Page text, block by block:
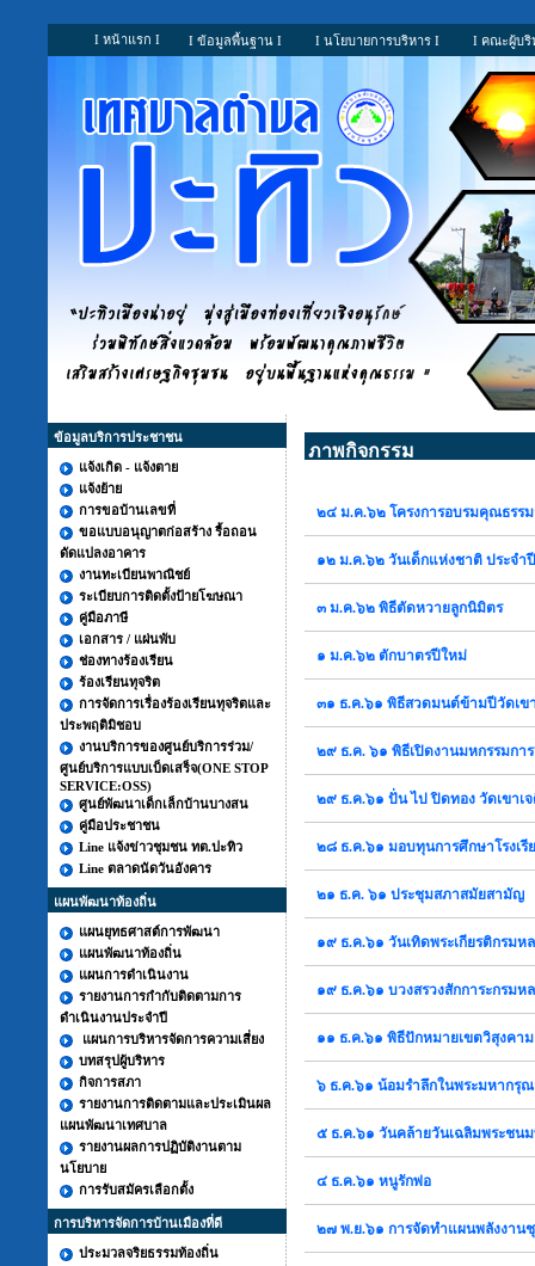
I หน้าแรก I I ข้อมูลพื้นฐาน I I นโยบายการบริหาร I I คณะผู้บริ
ข้อมูลบริการประชาชน
แจ้งเกิด - แจ้งตาย
แจ้งย้าย
การขอบ้านเลขที่
ขอแบบอนุญาตก่อสร้าง รื้อถอน
ดัดแปลงอาคาร
งานทะเบียนพาณิชย์
ระเบียบการติดตั้งป้ายโฆษณา
คู่มือภาษี
เอกสาร / แผ่นพับ
ช่องทางร้องเรียน
ร้องเรียนทุจริต
การจัดการเรื่องร้องเรียนทุจริตและ
ประพฤติมิชอบ
งานบริการของศูนย์บริการร่วม/
ศูนย์บริการแบบเบ็ดเสร็จ(ONE STOP
SERVICE:OSS)
ศูนย์พัฒนาเด็กเล็กบ้านบางสน
คู่มือประชาชน
Line แจ้งข่าวชุมชน ทต.ปะทิว
Line ตลาดนัดวันอังคาร
แผนพัฒนาท้องถิ่น
แผนยุทธศาสต์การพัฒนา
แผนพัฒนาท้องถิ่น
แผนการดำเนินงาน
รายงานการกำกับติดตามการ
ดำเนินงานประจำปี
แผนการบริหารจัดการความเสี่ยง
บทสรุปผู้บริหาร
กิจการสภา
รายงานการติดตามและประเมินผล
แผนพัฒนาเทศบาล
รายงานผลการปฏิบัติงานตาม
นโยบาย
การรับสมัครเลือกตั้ง
การบริหารจัดการบ้านเมืองที่ดี
ประมวลจริยธรรมท้องถิ่น
ภาพกิจกรรม
๒๔ ม.ค.๖๒ โครงการอบรมคุณธรรม
๑๒ ม.ค.๖๒ วันเด็กแห่งชาติ ประจ
๓ ม.ค.๖๒ พิธีตัดหวายลูกนิมิตร
๑ ม.ค.๖๒ ตักบาตรปีใหม่
๓๑ ธ.ค.๖๑ พิธีสวดมนต์ข้ามปีวัดเข
๒๙ ธ.ค. ๖๑ พิธีเปิดงานมหกรรมกา
๒๙ ธ.ค.๖๑ ปั่น ไป ปิดทอง วัดเขาเ
๒๘ ธ.ค.๖๑ มอบทุนการศึกษาโรงเรี
๒๑ ธ.ค. ๖๑ ประชุมสภาสมัยสามัญ
๑๙ ธ.ค.๖๑ วันเทิดพระเกียรติกรมห
๑๙ ธ.ค.๖๑ บวงสรวงสักการะกรมห
๑๑ ธ.ค.๖๑ พิธีปักหมายเขตวิสุงคาม
๖ ธ.ค.๖๑ น้อมรำลึกในพระมหากรุ
๕ ธ.ค.๖๑ วันคล้ายวันเฉลิมพระชน
๔ ธ.ค.๖๑ หนูรักพ่อ
๒๗ พ.ย.๖๑ การจัดทำแผนพลังงาน